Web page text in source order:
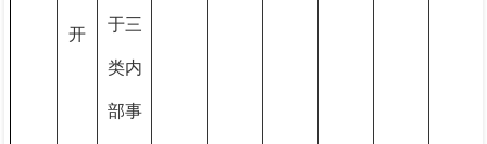
开
于三
类内
部事